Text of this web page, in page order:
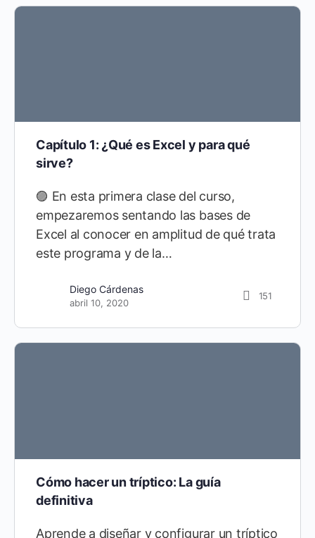
Capítulo 1: ¿Qué es Excel y para qué
sirve?
🟣 En esta primera clase del curso,
empezaremos sentando las bases de
Excel al conocer en amplitud de qué trata
este programa y de la…
Diego Cárdenas
abril 10, 2020
151
Cómo hacer un tríptico: La guía
definitiva
Aprende a diseñar y configurar un tríptico